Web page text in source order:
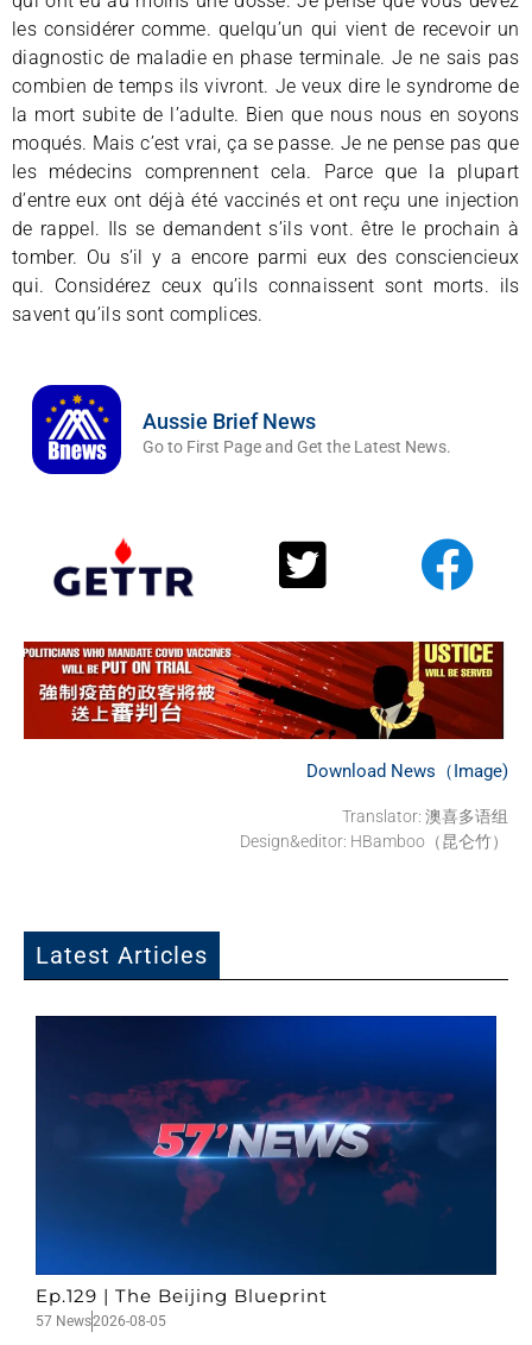
les considérer comme. quelqu’un qui vient de recevoir un
diagnostic de maladie en phase terminale. Je ne sais pas
combien de temps ils vivront. Je veux dire le syndrome de
la mort subite de l’adulte. Bien que nous nous en soyons
moqués. Mais c’est vrai, ça se passe. Je ne pense pas que
les médecins comprennent cela. Parce que la plupart
d’entre eux ont déjà été vaccinés et ont reçu une injection
de rappel. Ils se demandent s’ils vont. être le prochain à
tomber. Ou s’il y a encore parmi eux des consciencieux
qui. Considérez ceux qu’ils connaissent sont morts. ils
savent qu’ils sont complices.
Aussie Brief News
Go to First Page and Get the Latest News.
Download News（Image)
Translator: 澳喜多语组
Design&editor: HBamboo（昆仑竹）
Latest Articles
Ep.129 | The Beijing Blueprint
57 News2026-08-05